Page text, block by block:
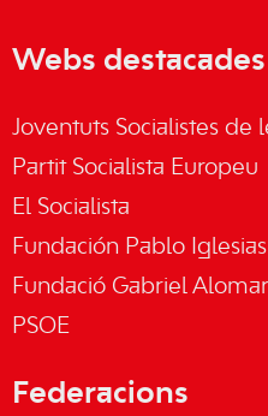
Webs destacades
Joventuts Socialistes de
Partit Socialista Europeu
El Socialista
Fundación Pablo Iglesias
Fundació Gabriel Alomar
PSOE
Federacions